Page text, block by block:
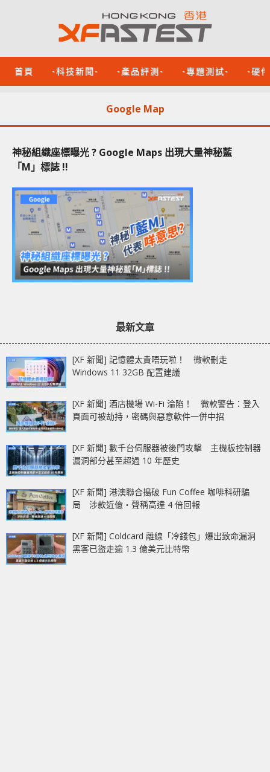
首頁 -科技新聞- -產品評測- -專題測試- -硬
Google Map
神秘組織座標曝光 ? Google Maps 出現大量神秘藍
「M」標誌 !!
最新文章
[XF 新聞] 記憶體太貴唔玩啦！ 微軟刪走
Windows 11 32GB 配置建議
[XF 新聞] 酒店機場 Wi-Fi 淪陷！ 微軟警告：登入
頁面可被劫持，密碼與惡意軟件一併中招
[XF 新聞] 數千台伺服器被後門攻擊 主機板控制器
漏洞部分甚至超過 10 年歷史
[XF 新聞] 港澳聯合搗破 Fun Coffee 咖啡科研騙
局 涉款近億‧聲稱高達 4 倍回報
[XF 新聞] Coldcard 離線「冷錢包」爆出致命漏洞
黑客已盜走逾 1.3 億美元比特幣